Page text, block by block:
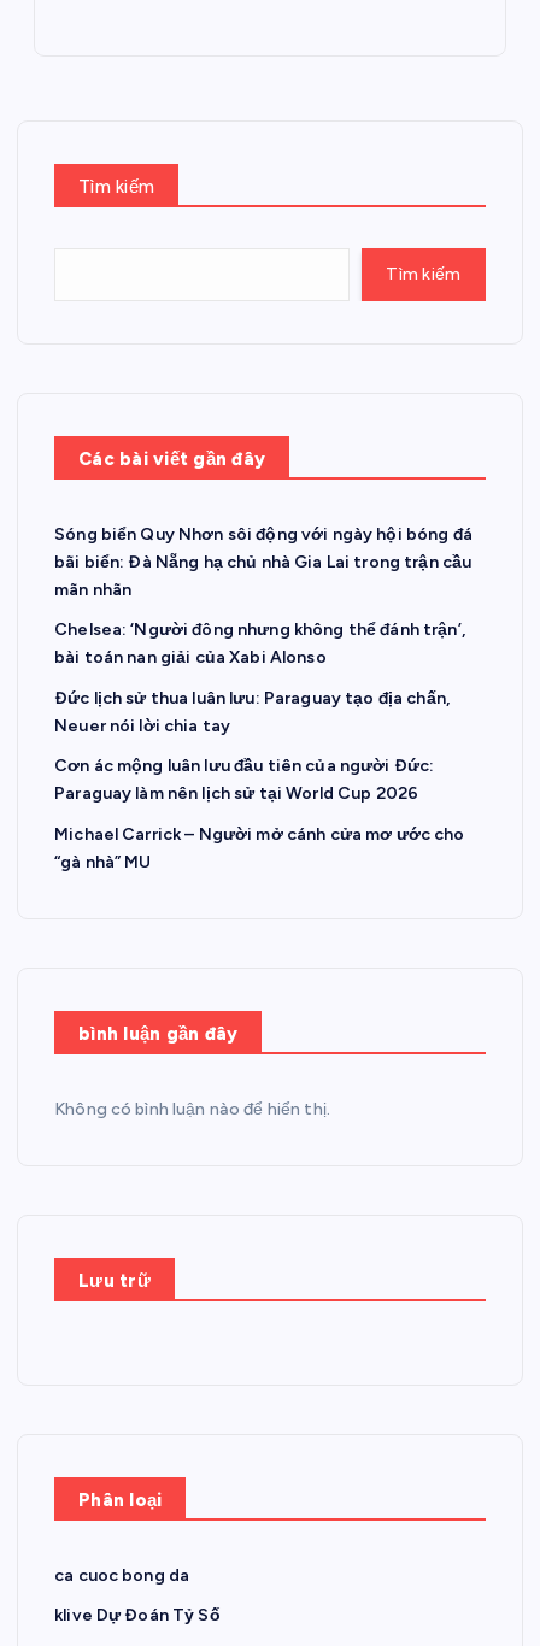
Tìm kiếm
Tìm kiếm
Các bài viết gần đây
Sóng biển Quy Nhơn sôi động với ngày hội bóng đá
bãi biển: Đà Nẵng hạ chủ nhà Gia Lai trong trận cầu
mãn nhãn
Chelsea: ‘Người đông nhưng không thể đánh trận’,
bài toán nan giải của Xabi Alonso
Đức lịch sử thua luân lưu: Paraguay tạo địa chấn,
Neuer nói lời chia tay
Cơn ác mộng luân lưu đầu tiên của người Đức:
Paraguay làm nên lịch sử tại World Cup 2026
Michael Carrick – Người mở cánh cửa mơ ước cho
“gà nhà” MU
bình luận gần đây
Không có bình luận nào để hiển thị.
Lưu trữ
Phân loại
ca cuoc bong da
klive Dự Đoán Tỷ Số